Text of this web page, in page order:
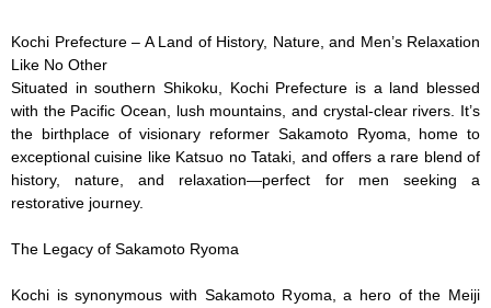
Kochi Prefecture – A Land of History, Nature, and Men’s Relaxation
Like No Other
Situated in southern Shikoku, Kochi Prefecture is a land blessed
with the Pacific Ocean, lush mountains, and crystal-clear rivers. It’s
the birthplace of visionary reformer Sakamoto Ryoma, home to
exceptional cuisine like Katsuo no Tataki, and offers a rare blend of
history, nature, and relaxation—perfect for men seeking a
restorative journey.
The Legacy of Sakamoto Ryoma
Kochi is synonymous with Sakamoto Ryoma, a hero of the Meiji